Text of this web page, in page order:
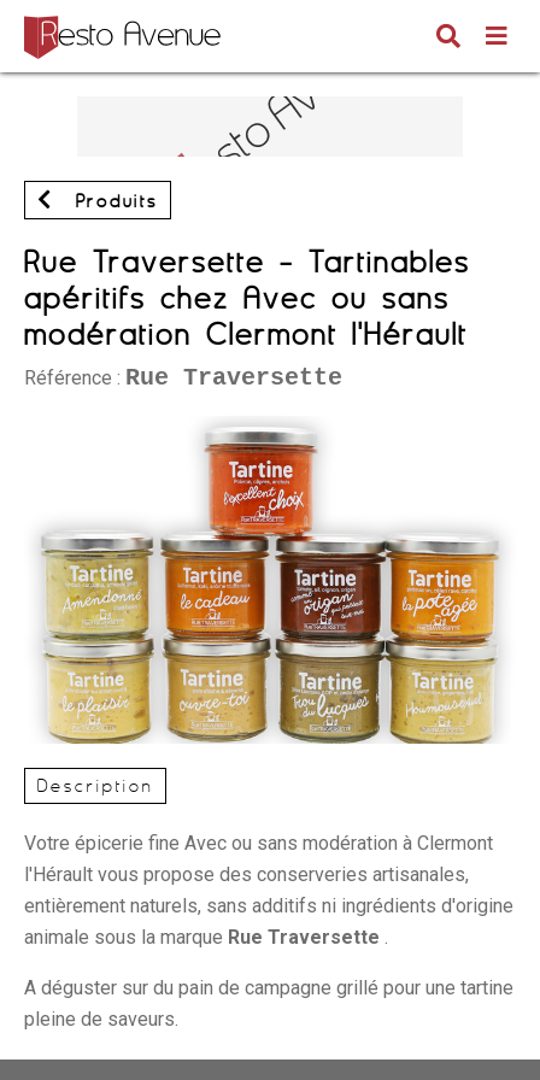
Produits
Rue Traversette - Tartinables
apéritifs chez Avec ou sans
modération Clermont l'Hérault
Référence : Rue Traversette
Description
Votre épicerie fine Avec ou sans modération à Clermont
l'Hérault vous propose des conserveries artisanales,
entièrement naturels, sans additifs ni ingrédients d'origine
animale sous la marque Rue Traversette
A déguster sur du pain de campagne grillé pour une tartine
pleine de saveurs.